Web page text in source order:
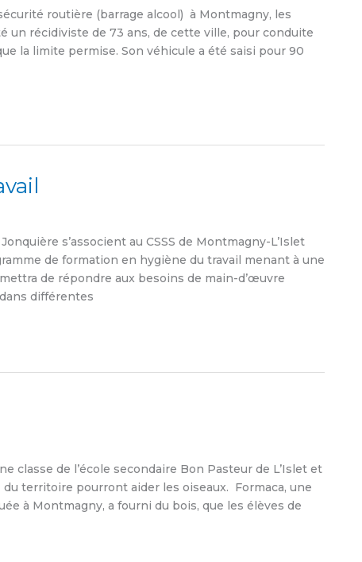
routière (barrage alcool) à Montmagny, les
récidiviste de 73 ans, de cette ville, pour conduite
la limite permise. Son véhicule a été saisi pour 90
s’associent au CSSS de Montmagny-L’Islet
de formation en hygiène du travail menant à une
de répondre aux besoins de main-d’œuvre
différentes
classe de l’école secondaire Bon Pasteur de L’Islet et
territoire pourront aider les oiseaux. Formaca, une
à Montmagny, a fourni du bois, que les élèves de